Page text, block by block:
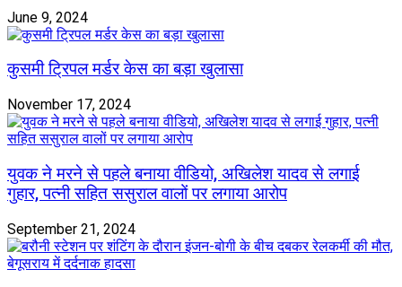
June 9, 2024
कुसमी ट्रिपल मर्डर केस का बड़ा खुलासा
November 17, 2024
युवक ने मरने से पहले बनाया वीडियो, अखिलेश यादव से लगाई
गुहार, पत्नी सहित ससुराल वालों पर लगाया आरोप
September 21, 2024